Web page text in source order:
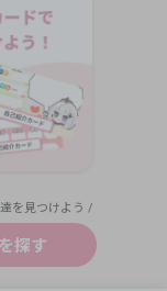
を見つけよう /
探す